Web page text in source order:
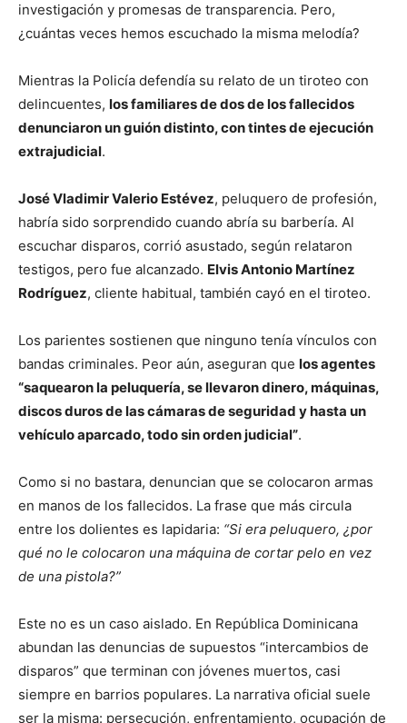
investigación y promesas de transparencia. Pero,
¿cuántas veces hemos escuchado la misma melodía?
Mientras la Policía defendía su relato de un tiroteo con
delincuentes, los familiares de dos de los fallecidos
denunciaron un guión distinto, con tintes de ejecución
extrajudicial.
José Vladimir Valerio Estévez, peluquero de profesión,
habría sido sorprendido cuando abría su barbería. Al
escuchar disparos, corrió asustado, según relataron
testigos, pero fue alcanzado. Elvis Antonio Martínez
Rodríguez, cliente habitual, también cayó en el tiroteo.
Los parientes sostienen que ninguno tenía vínculos con
bandas criminales. Peor aún, aseguran que los agentes
“saquearon la peluquería, se llevaron dinero, máquinas,
discos duros de las cámaras de seguridad y hasta un
vehículo aparcado, todo sin orden judicial”.
Como si no bastara, denuncian que se colocaron armas
en manos de los fallecidos. La frase que más circula
entre los dolientes es lapidaria: “Si era peluquero, ¿por
qué no le colocaron una máquina de cortar pelo en vez
de una pistola?”
Este no es un caso aislado. En República Dominicana
abundan las denuncias de supuestos “intercambios de
disparos” que terminan con jóvenes muertos, casi
siempre en barrios populares. La narrativa oficial suele
ser la misma: persecución, enfrentamiento, ocupación de